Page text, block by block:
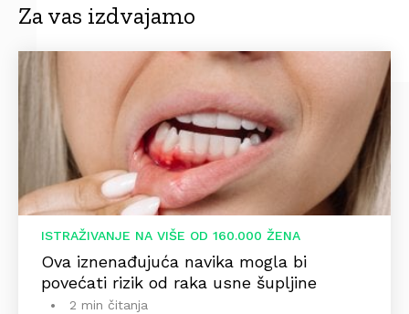
Za vas izdvajamo
ISTRAŽIVANJE NA VIŠE OD 160.000 ŽENA
Ova iznenađujuća navika mogla bi
povećati rizik od raka usne šupljine
2 min čitanja